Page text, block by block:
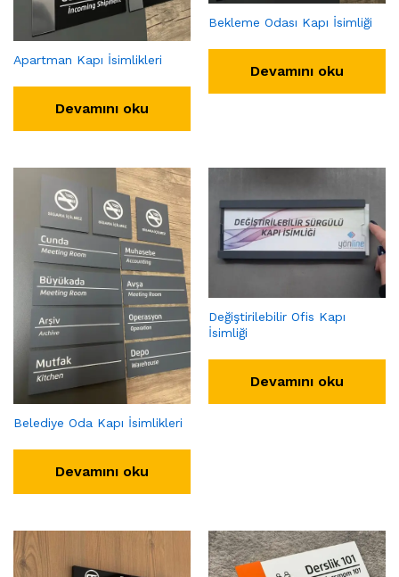
Apartman Kapı İsimlikleri
Devamını oku
Bekleme Odası Kapı İsimliği
Devamını oku
Belediye Oda Kapı İsimlikleri
Devamını oku
Değiştirilebilir Ofis Kapı
İsimliği
Devamını oku